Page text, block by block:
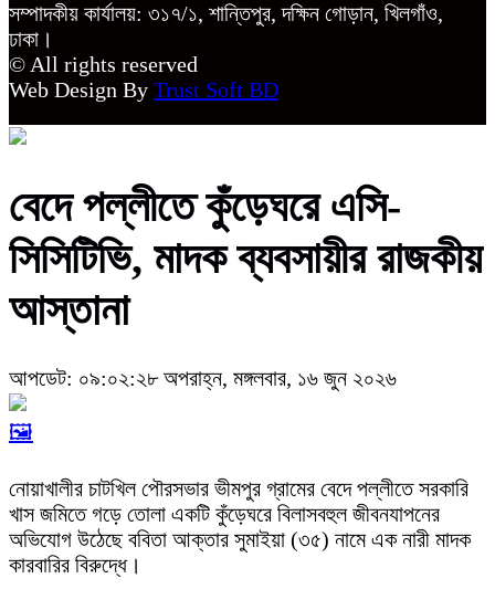
সম্পাদকীয় কার্যালয়: ৩১৭/১, শান্তিপুর, দক্ষিন গোড়ান, খিলগাঁও,
ঢাকা।
© All rights reserved
Web Design By Trust Soft BD
বেদে পল্লীতে কুঁড়েঘরে এসি-
সিসিটিভি, মাদক ব্যবসায়ীর রাজকীয়
আস্তানা
আপডেট: ০৯:০২:২৮ অপরাহ্ন, মঙ্গলবার, ১৬ জুন ২০২৬
🖼️
নোয়াখালীর চাটখিল পৌরসভার ভীমপুর গ্রামের বেদে পল্লীতে সরকারি
খাস জমিতে গড়ে তোলা একটি কুঁড়েঘরে বিলাসবহুল জীবনযাপনের
অভিযোগ উঠেছে ববিতা আক্তার সুমাইয়া (৩৫) নামে এক নারী মাদক
কারবারির বিরুদ্ধে।